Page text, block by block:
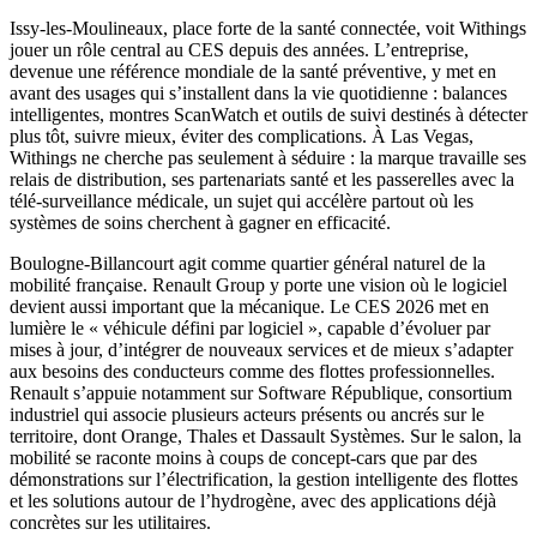
Issy-les-Moulineaux, place forte de la santé connectée, voit Withings
jouer un rôle central au CES depuis des années. L’entreprise,
devenue une référence mondiale de la santé préventive, y met en
avant des usages qui s’installent dans la vie quotidienne : balances
intelligentes, montres ScanWatch et outils de suivi destinés à détecter
plus tôt, suivre mieux, éviter des complications. À Las Vegas,
Withings ne cherche pas seulement à séduire : la marque travaille ses
relais de distribution, ses partenariats santé et les passerelles avec la
télé-surveillance médicale, un sujet qui accélère partout où les
systèmes de soins cherchent à gagner en efficacité.
Boulogne-Billancourt agit comme quartier général naturel de la
mobilité française. Renault Group y porte une vision où le logiciel
devient aussi important que la mécanique. Le CES 2026 met en
lumière le « véhicule défini par logiciel », capable d’évoluer par
mises à jour, d’intégrer de nouveaux services et de mieux s’adapter
aux besoins des conducteurs comme des flottes professionnelles.
Renault s’appuie notamment sur Software République, consortium
industriel qui associe plusieurs acteurs présents ou ancrés sur le
territoire, dont Orange, Thales et Dassault Systèmes. Sur le salon, la
mobilité se raconte moins à coups de concept-cars que par des
démonstrations sur l’électrification, la gestion intelligente des flottes
et les solutions autour de l’hydrogène, avec des applications déjà
concrètes sur les utilitaires.